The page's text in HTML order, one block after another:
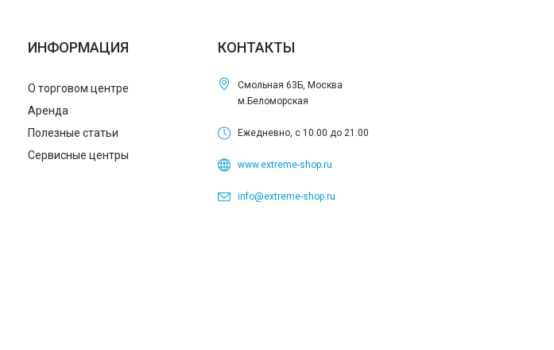
ИНФОРМАЦИЯ
О торговом центре
Аренда
Полезные статьи
Сервисные центры
КОНТАКТЫ
Смольная 63Б, Москва
м.Беломорская
Ежедневно, с 10:00 до 21:00
www.extreme-shop.ru
info@extreme-shop.ru